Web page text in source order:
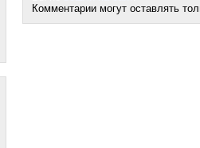
Комментарии могут оставлять